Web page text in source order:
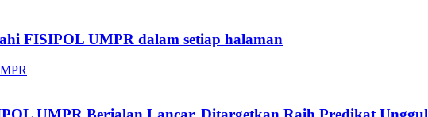
FISIPOL UMPR dalam setiap halaman